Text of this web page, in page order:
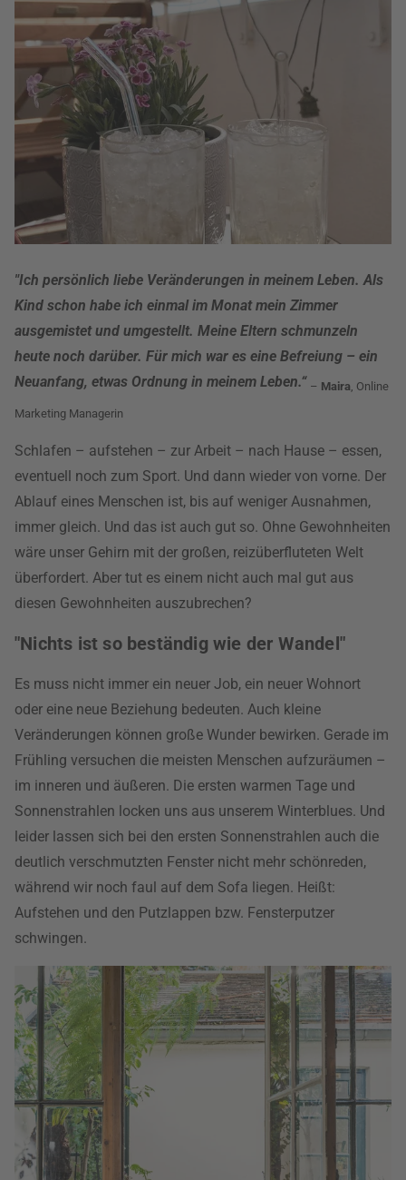
"Ich persönlich liebe Veränderungen in meinem Leben. Als
Kind schon habe ich einmal im Monat mein Zimmer
ausgemistet und umgestellt. Meine Eltern schmunzeln
heute noch darüber. Für mich war es eine Befreiung – ein
Neuanfang, etwas Ordnung in meinem Leben.“ – Maira, Online
Marketing Managerin
Schlafen – aufstehen – zur Arbeit – nach Hause – essen,
eventuell noch zum Sport. Und dann wieder von vorne. Der
Ablauf eines Menschen ist, bis auf weniger Ausnahmen,
immer gleich. Und das ist auch gut so. Ohne Gewohnheiten
wäre unser Gehirn mit der großen, reizüberfluteten Welt
überfordert. Aber tut es einem nicht auch mal gut aus
diesen Gewohnheiten auszubrechen?
"Nichts ist so beständig wie der Wandel"
Es muss nicht immer ein neuer Job, ein neuer Wohnort
oder eine neue Beziehung bedeuten. Auch kleine
Veränderungen können große Wunder bewirken. Gerade im
Frühling versuchen die meisten Menschen aufzuräumen –
im inneren und äußeren. Die ersten warmen Tage und
Sonnenstrahlen locken uns aus unserem Winterblues. Und
leider lassen sich bei den ersten Sonnenstrahlen auch die
deutlich verschmutzten Fenster nicht mehr schönreden,
während wir noch faul auf dem Sofa liegen. Heißt:
Aufstehen und den Putzlappen bzw. Fensterputzer
schwingen.